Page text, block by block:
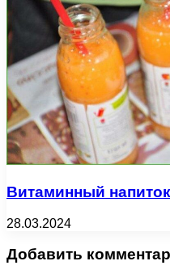
Витаминный
28.03.2024
Добавить